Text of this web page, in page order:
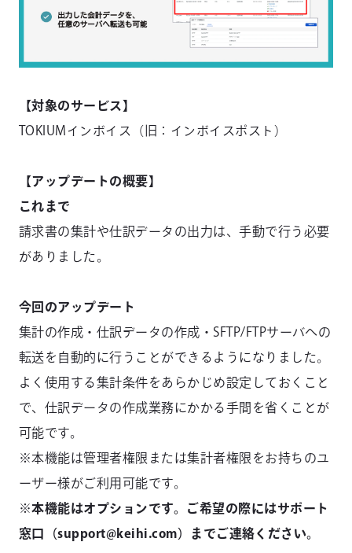
【対象のサービス】
TOKIUMインボイス（旧：インボイスポスト）
【アップデートの概要】
これまで
請求書の集計や仕訳データの出力は、手動で行う必要
がありました。
今回のアップデート
集計の作成・仕訳データの作成・SFTP/FTPサーバへの
転送を自動的に行うことができるようになりました。
よく使用する集計条件をあらかじめ設定しておくこと
で、仕訳データの作成業務にかかる手間を省くことが
可能です。
※本機能は管理者権限または集計者権限をお持ちのユ
ーザー様がご利用可能です。
※本機能はオプションです。ご希望の際にはサポート
窓口（support@keihi.com）までご連絡ください。